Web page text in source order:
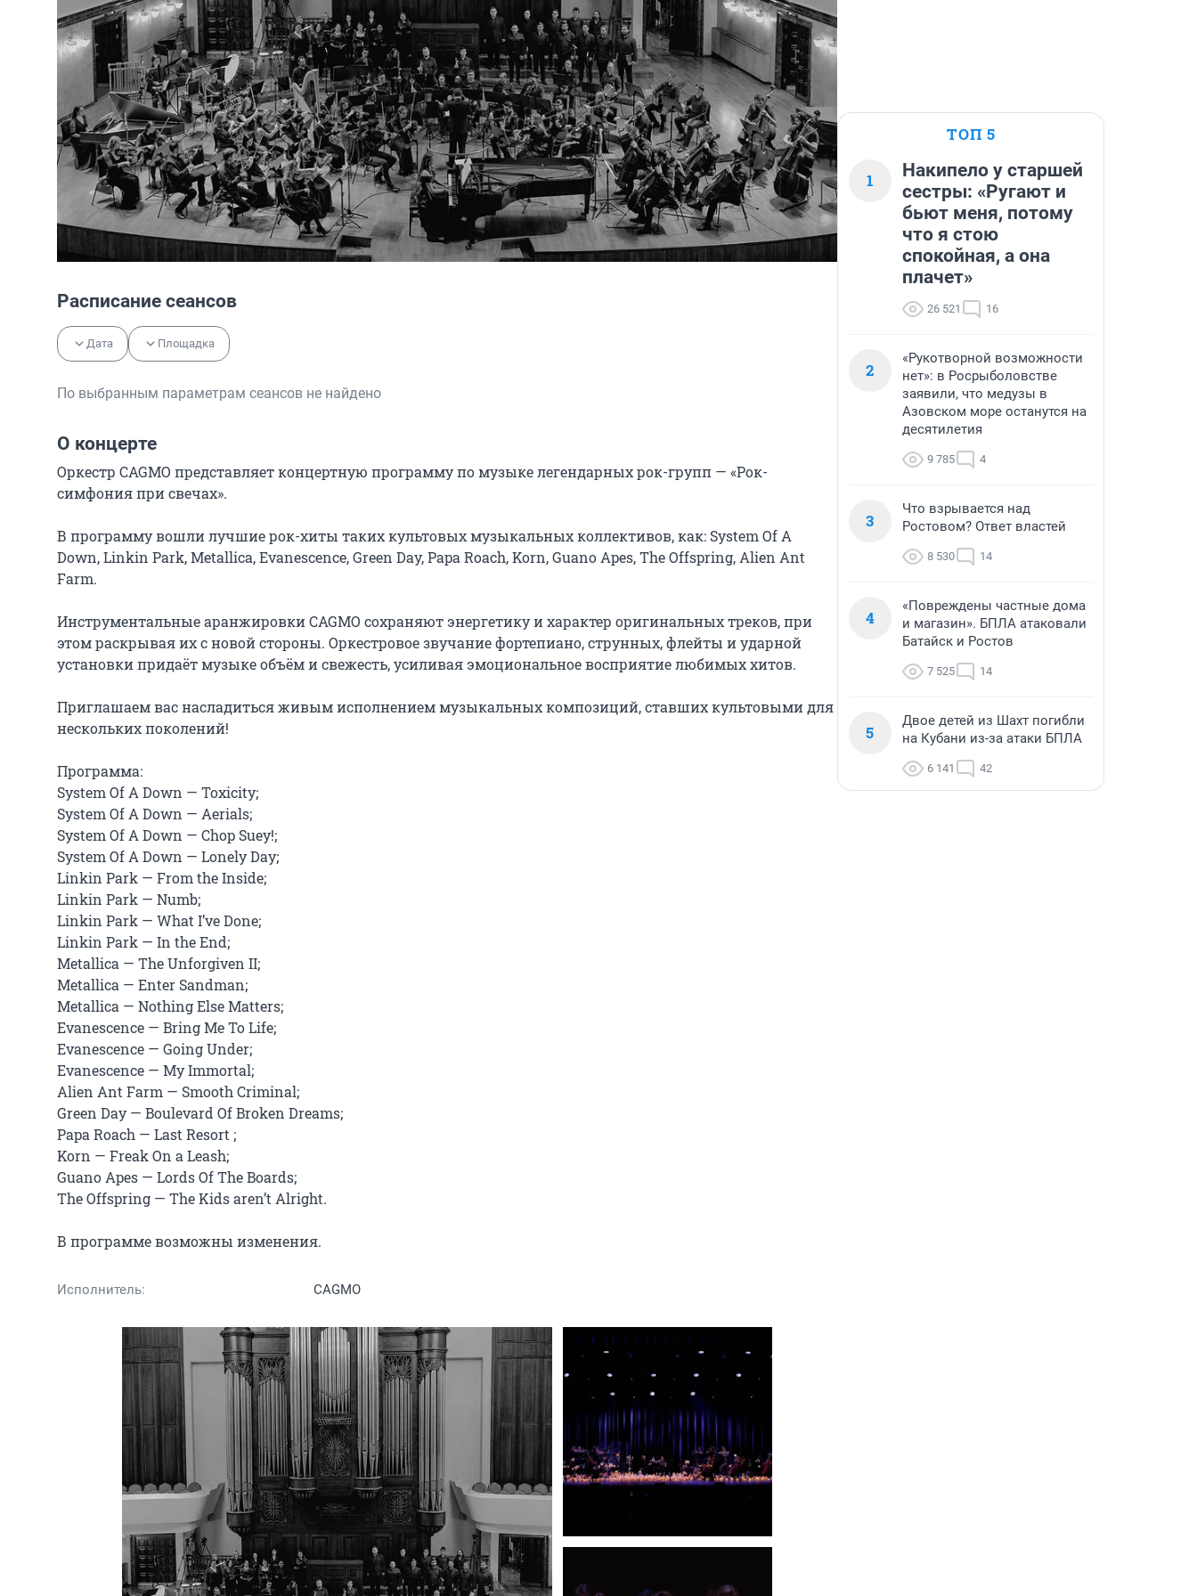
Расписание сеансов
Дата Площадка
По выбранным параметрам сеансов не найдено
О концерте
Оркестр CAGMO представляет концертную программу по музыке легендарных рок-групп — «Рок-
симфония при свечах».
В программу вошли лучшие рок-хиты таких культовых музыкальных коллективов, как: System Of A
Down, Linkin Park, Metallica, Evanescence, Green Day, Papa Roach, Korn, Guano Apes, The Offspring, Alien Ant
Farm.
Инструментальные аранжировки CAGMO сохраняют энергетику и характер оригинальных треков, при
этом раскрывая их с новой стороны. Оркестровое звучание фортепиано, струнных, флейты и ударной
установки придаёт музыке объём и свежесть, усиливая эмоциональное восприятие любимых хитов.
Приглашаем вас насладиться живым исполнением музыкальных композиций, ставших культовыми для
нескольких поколений!
Программа:
System Of A Down — Toxicity;
System Of A Down — Aerials;
System Of A Down — Chop Suey!;
System Of A Down — Lonely Day;
Linkin Park — From the Inside;
Linkin Park — Numb;
Linkin Park — What I’ve Done;
Linkin Park — In the End;
Metallica — The Unforgiven II;
Metallica — Enter Sandman;
Metallica — Nothing Else Matters;
Evanescence — Bring Me To Life;
Evanescence — Going Under;
Evanescence — My Immortal;
Alien Ant Farm — Smooth Criminal;
Green Day — Boulevard Of Broken Dreams;
Papa Roach — Last Resort ;
Korn — Freak On a Leash;
Guano Apes — Lords Of The Boards;
The Offspring — The Kids aren’t Alright.
В программе возможны изменения.
Исполнитель: CAGMO
ТОП 5
1
Накипело у старшей
сестры: «Ругают и
бьют меня, потому
что я стою
спокойная, а она
плачет»
26 521 16
2
«Рукотворной возможности
нет»: в Росрыболовстве
заявили, что медузы в
Азовском море останутся на
десятилетия
9 785 4
3
Что взрывается над
Ростовом? Ответ властей
8 530 14
4
«Повреждены частные дома
и магазин». БПЛА атаковали
Батайск и Ростов
7 525 14
5
Двое детей из Шахт погибли
на Кубани из-за атаки БПЛА
6 141 42